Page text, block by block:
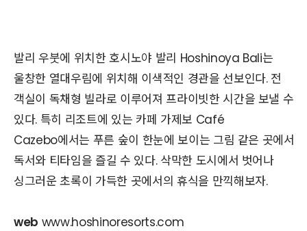
발리 우붓에 위치한 호시노야 발리 Hoshinoya Bali는
울창한 열대우림에 위치해 이색적인 경관을 선보인다. 전
객실이 독채형 빌라로 이루어져 프라이빗한 시간을 보낼 수
있다. 특히 리조트에 있는 카페 가제보 Café
Cazebo에서는 푸른 숲이 한눈에 보이는 그림 같은 곳에서
독서와 티타임을 즐길 수 있다. 삭막한 도시에서 벗어나
싱그러운 초록이 가득한 곳에서의 휴식을 만끽해보자.
web www.hoshinoresorts.com